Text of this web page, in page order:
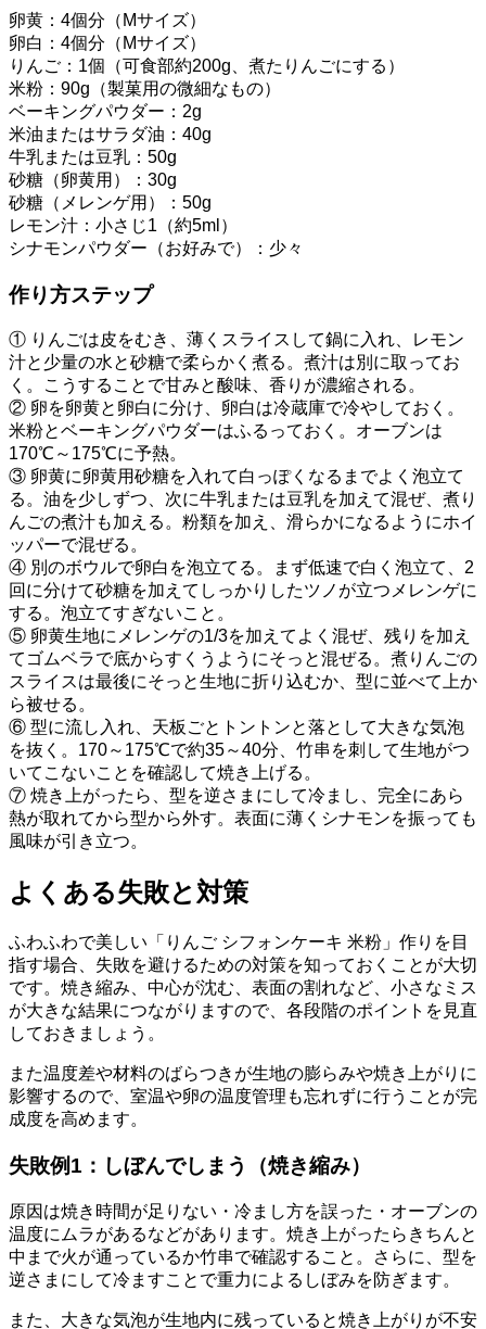
卵黄：4個分（Mサイズ）
卵白：4個分（Mサイズ）
りんご：1個（可食部約200g、煮たりんごにする）
米粉：90g（製菓用の微細なもの）
ベーキングパウダー：2g
米油またはサラダ油：40g
牛乳または豆乳：50g
砂糖（卵黄用）：30g
砂糖（メレンゲ用）：50g
レモン汁：小さじ1（約5ml）
シナモンパウダー（お好みで）：少々
作り方ステップ
① りんごは皮をむき、薄くスライスして鍋に入れ、レモン
汁と少量の水と砂糖で柔らかく煮る。煮汁は別に取ってお
く。こうすることで甘みと酸味、香りが濃縮される。
② 卵を卵黄と卵白に分け、卵白は冷蔵庫で冷やしておく。
米粉とベーキングパウダーはふるっておく。オーブンは
170℃～175℃に予熱。
③ 卵黄に卵黄用砂糖を入れて白っぽくなるまでよく泡立て
る。油を少しずつ、次に牛乳または豆乳を加えて混ぜ、煮り
んごの煮汁も加える。粉類を加え、滑らかになるようにホイ
ッパーで混ぜる。
④ 別のボウルで卵白を泡立てる。まず低速で白く泡立て、2
回に分けて砂糖を加えてしっかりしたツノが立つメレンゲに
する。泡立てすぎないこと。
⑤ 卵黄生地にメレンゲの1/3を加えてよく混ぜ、残りを加え
てゴムベラで底からすくうようにそっと混ぜる。煮りんごの
スライスは最後にそっと生地に折り込むか、型に並べて上か
ら被せる。
⑥ 型に流し入れ、天板ごとトントンと落として大きな気泡
を抜く。170～175℃で約35～40分、竹串を刺して生地がつ
いてこないことを確認して焼き上げる。
⑦ 焼き上がったら、型を逆さまにして冷まし、完全にあら
熱が取れてから型から外す。表面に薄くシナモンを振っても
風味が引き立つ。
よくある失敗と対策
ふわふわで美しい「りんご シフォンケーキ 米粉」作りを目
指す場合、失敗を避けるための対策を知っておくことが大切
です。焼き縮み、中心が沈む、表面の割れなど、小さなミス
が大きな結果につながりますので、各段階のポイントを見直
しておきましょう。
また温度差や材料のばらつきが生地の膨らみや焼き上がりに
影響するので、室温や卵の温度管理も忘れずに行うことが完
成度を高めます。
失敗例1：しぼんでしまう（焼き縮み）
原因は焼き時間が足りない・冷まし方を誤った・オーブンの
温度にムラがあるなどがあります。焼き上がったらきちんと
中まで火が通っているか竹串で確認すること。さらに、型を
逆さまにして冷ますことで重力によるしぼみを防ぎます。
また、大きな気泡が生地内に残っていると焼き上がりが不安